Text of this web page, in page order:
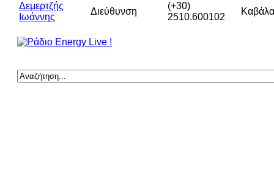
Δεμερτζής
Ιωάννης
Διεύθυνση
(+30)
2510.600102
Καβάλα